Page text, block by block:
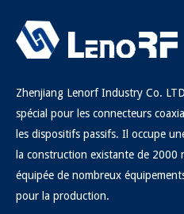
SMA mâle sertissage pour connecteur RF RG174 RF
Zhenjiang Lenorf Industry Co.
spécial pour les connecteurs
les dispositifs passifs. Il occupe
la construction existante de 2000
équipée de nombreux
pour la production.